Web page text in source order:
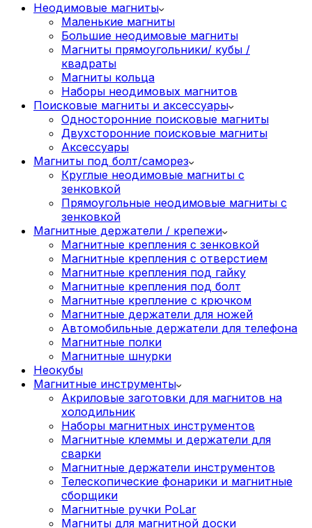
Неодимовые магниты
Маленькие магниты
Большие неодимовые магниты
Магниты прямоугольники/ кубы /
квадраты
Магниты кольца
Наборы неодимовых магнитов
Поисковые магниты и аксессуары
Односторонние поисковые магниты
Двухсторонние поисковые магниты
Аксессуары
Магниты под болт/саморез
Круглые неодимовые магниты с
зенковкой
Прямоугольные неодимовые магниты с
зенковкой
Магнитные держатели / крепежи
Магнитные крепления с зенковкой
Магнитные крепления с отверстием
Магнитные крепления под гайку
Магнитные крепления под болт
Магнитные крепление с крючком
Магнитные держатели для ножей
Автомобильные держатели для телефона
Магнитные полки
Магнитные шнурки
Неокубы
Магнитные инструменты
Акриловые заготовки для магнитов на
холодильник
Наборы магнитных инструментов
Магнитные клеммы и держатели для
сварки
Магнитные держатели инструментов
Телескопические фонарики и магнитные
сборщики
Магнитные ручки PoLar
Магниты для магнитной доски